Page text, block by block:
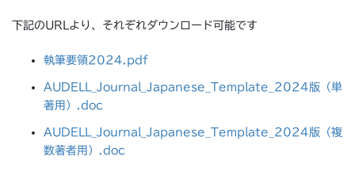
下記のURLより、それぞれダウンロード可能です
執筆要領2024.pdf
AUDELL_Journal_Japanese_Template_2024版（単
著用）.doc
AUDELL_Journal_Japanese_Template_2024版（複
数著者用）.doc